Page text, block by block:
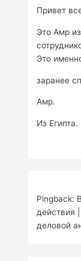
Привет
Это Амр
Это
заранее
Амр.
Из Египта.
Pingback:
действия
деловой